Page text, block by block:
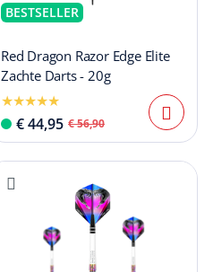
BESTSELLER
Red Dragon Razor Edge Elite
Zachte Darts - 20g
€ 44,95 € 56,90